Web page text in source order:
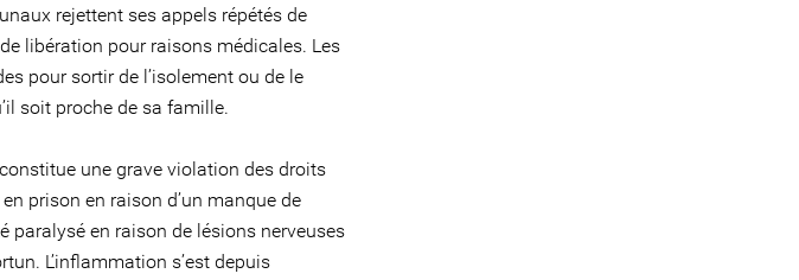
rejettent ses appels répétés de
libération pour raisons médicales. Les
pour sortir de l’isolement ou de le
soit proche de sa famille.
une grave violation des droits
prison en raison d’un manque de
paralysé en raison de lésions nerveuses
L’inflammation s’est depuis